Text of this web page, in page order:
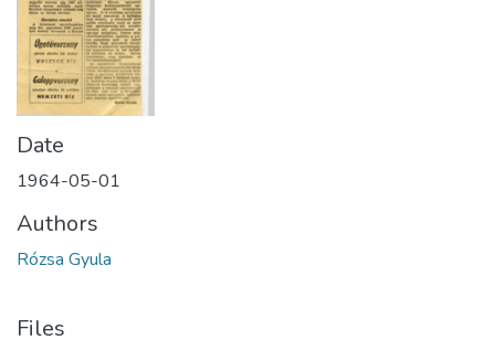
Date
1964-05-01
Authors
Rózsa Gyula
Files